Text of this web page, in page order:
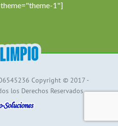
1"]
Copyright © 2017 -
los Derechos Reservados